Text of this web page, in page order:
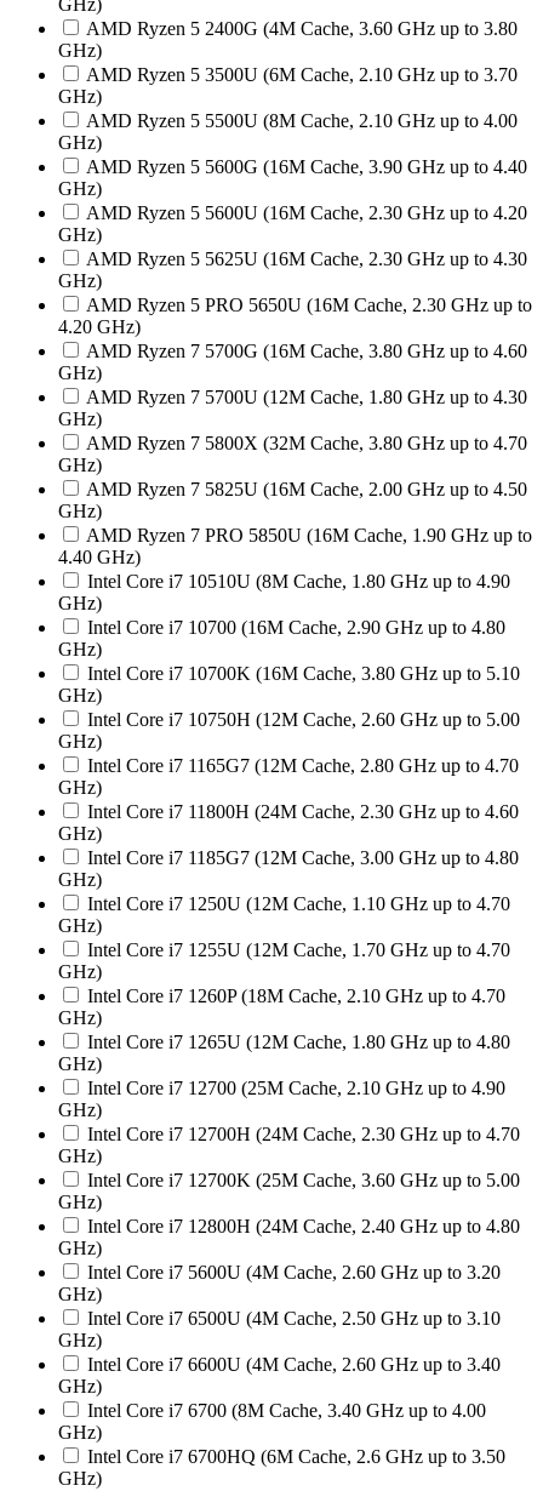
GHz)
AMD Ryzen 5 2400G (4M Cache, 3.60 GHz up to 3.80
GHz)
AMD Ryzen 5 3500U (6M Cache, 2.10 GHz up to 3.70
GHz)
AMD Ryzen 5 5500U (8M Cache, 2.10 GHz up to 4.00
GHz)
AMD Ryzen 5 5600G (16M Cache, 3.90 GHz up to 4.40
GHz)
AMD Ryzen 5 5600U (16M Cache, 2.30 GHz up to 4.20
GHz)
AMD Ryzen 5 5625U (16M Cache, 2.30 GHz up to 4.30
GHz)
AMD Ryzen 5 PRO 5650U (16M Cache, 2.30 GHz up to
4.20 GHz)
AMD Ryzen 7 5700G (16M Cache, 3.80 GHz up to 4.60
GHz)
AMD Ryzen 7 5700U (12M Cache, 1.80 GHz up to 4.30
GHz)
AMD Ryzen 7 5800X (32M Cache, 3.80 GHz up to 4.70
GHz)
AMD Ryzen 7 5825U (16M Cache, 2.00 GHz up to 4.50
GHz)
AMD Ryzen 7 PRO 5850U (16M Cache, 1.90 GHz up to
4.40 GHz)
Intel Core i7 10510U (8M Cache, 1.80 GHz up to 4.90
GHz)
Intel Core i7 10700 (16M Cache, 2.90 GHz up to 4.80
GHz)
Intel Core i7 10700K (16M Cache, 3.80 GHz up to 5.10
GHz)
Intel Core i7 10750H (12M Cache, 2.60 GHz up to 5.00
GHz)
Intel Core i7 1165G7 (12M Cache, 2.80 GHz up to 4.70
GHz)
Intel Core i7 11800H (24M Cache, 2.30 GHz up to 4.60
GHz)
Intel Core i7 1185G7 (12M Cache, 3.00 GHz up to 4.80
GHz)
Intel Core i7 1250U (12M Cache, 1.10 GHz up to 4.70
GHz)
Intel Core i7 1255U (12M Cache, 1.70 GHz up to 4.70
GHz)
Intel Core i7 1260P (18M Cache, 2.10 GHz up to 4.70
GHz)
Intel Core i7 1265U (12M Cache, 1.80 GHz up to 4.80
GHz)
Intel Core i7 12700 (25M Cache, 2.10 GHz up to 4.90
GHz)
Intel Core i7 12700H (24M Cache, 2.30 GHz up to 4.70
GHz)
Intel Core i7 12700K (25M Cache, 3.60 GHz up to 5.00
GHz)
Intel Core i7 12800H (24M Cache, 2.40 GHz up to 4.80
GHz)
Intel Core i7 5600U (4M Cache, 2.60 GHz up to 3.20
GHz)
Intel Core i7 6500U (4M Cache, 2.50 GHz up to 3.10
GHz)
Intel Core i7 6600U (4M Cache, 2.60 GHz up to 3.40
GHz)
Intel Core i7 6700 (8M Cache, 3.40 GHz up to 4.00
GHz)
Intel Core i7 6700HQ (6M Cache, 2.6 GHz up to 3.50
GHz)